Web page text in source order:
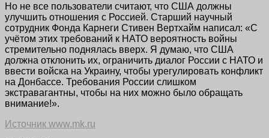
Но не все пользователи считают, что США должны
улучшить отношения с Россией. Старший научный
сотрудник Фонда Карнеги Стивен Вертхайм написал: «С
учётом этих требований к НАТО вероятность войны
стремительно поднялась вверх. Я думаю, что США
должна отклонить их, ограничить диалог России с НАТО и
ввести войска на Украину, чтобы урегулировать конфликт
на Донбассе. Требования России слишком
экстравагантны, чтобы на них можно было обращать
внимание!».
Источник www.mk.ru